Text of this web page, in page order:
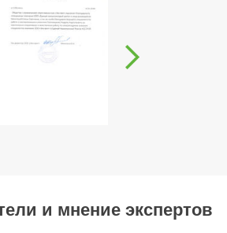
и мнение экспертов